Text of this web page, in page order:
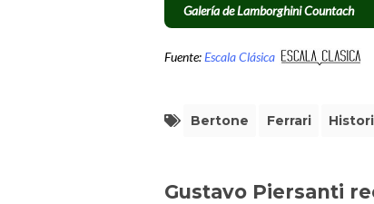
Galería de Lamborghini Countach
Fuente:Escala Clásica
Bertone Ferrari
Gustavo Piersanti